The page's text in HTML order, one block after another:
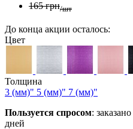
165 грн/шт
До конца акции осталось:
Цвет
Толщина
3 (мм)" 5 (мм)" 7 (мм)"
Пользуется спросом: заказано
дней